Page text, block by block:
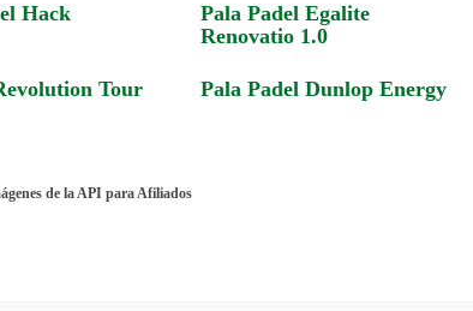
Hack
Pala Padel Egalite
Renovatio 1.0
Tour Pala Padel Dunlop Energy
de la API para Afiliados